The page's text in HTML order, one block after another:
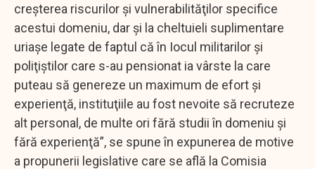
creşterea riscurilor şi vulnerabilităţilor specifice
acestui domeniu, dar şi la cheltuieli suplimentare
uriaşe legate de faptul că în Iocul militarilor şi
poliţiştilor care s-au pensionat ia vârste la care
puteau să genereze un maximum de efort şi
experienţă, instituţiile au fost nevoite să recruteze
alt personal, de multe ori fără studii în domeniu şi
fără experienţă”, se spune în expunerea de motive
a propunerii legislative care se află la Comisia